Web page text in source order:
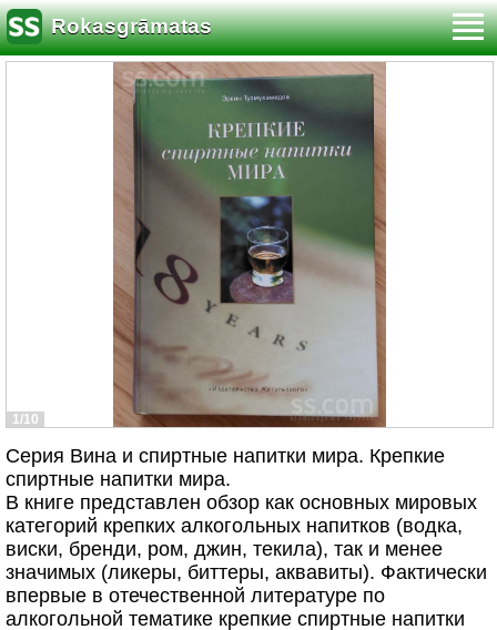
Rokasgrāmatas
1/10
Серия Вина и спиртные напитки мира. Крепкие
спиртные напитки мира.
В книге представлен обзор как основных мировых
категорий крепких алкогольных напитков (водка,
виски, бренди, ром, джин, текила), так и менее
значимых (ликеры, биттеры, аквавиты). Фактически
впервые в отечественной литературе по
алкогольной тематике крепкие спиртные напитки